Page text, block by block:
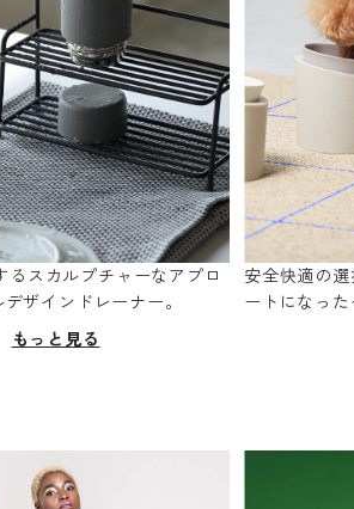
スカルプチャーなアプロ
ザインドレーナー。
もっと見る
安全快適の
ートになった